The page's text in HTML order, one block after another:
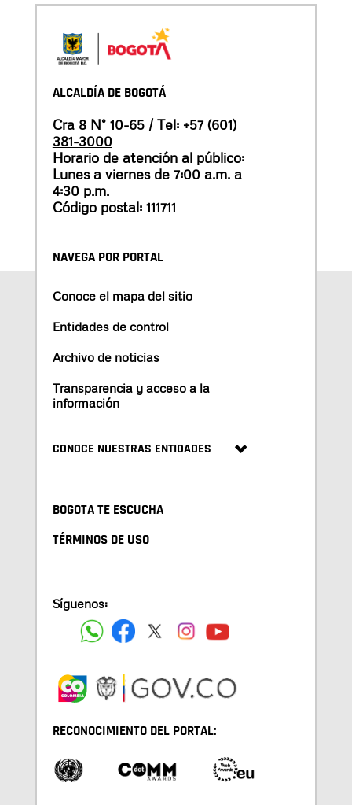
ALCALDÍA DE BOGOTÁ
Cra 8 N° 10-65 / Tel: +57 (601)
381-3000
Horario de atención al público:
Lunes a viernes de 7:00 a.m. a
4:30 p.m.
Código postal: 111711
NAVEGA POR PORTAL
Conoce el mapa del sitio
Entidades de control
Archivo de noticias
Transparencia y acceso a la
información
CONOCE NUESTRAS ENTIDADES
BOGOTA TE ESCUCHA
TÉRMINOS DE USO
Síguenos:
RECONOCIMIENTO DEL PORTAL: